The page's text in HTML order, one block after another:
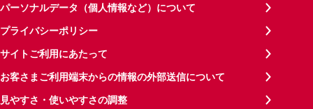
パーソナルデータ（個人情報など）について
プライバシーポリシー
サイトご利用にあたって
お客さまご利用端末からの情報の外部送信について
見やすさ・使いやすさの調整